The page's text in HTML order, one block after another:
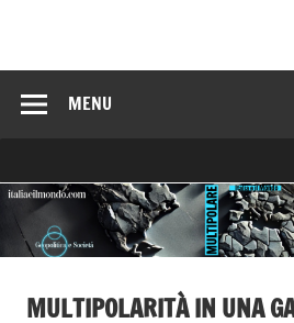
MENU
MULTIPOLARITÀ IN UNA